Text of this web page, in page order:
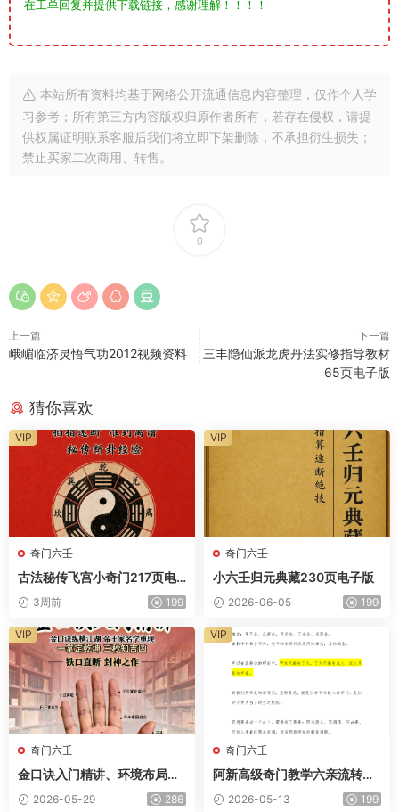
在工单回复并提供下载链接，感谢理解！！！！
本站所有资料均基于网络公开流通信息内容整理，仅作个人学
习参考；所有第三方内容版权归原作者所有，若存在侵权，请提
供权属证明联系客服后我们将立即下架删除，不承担衍生损失；
禁止买家二次商用、转售。
0
上一篇
峨嵋临济灵悟气功2012视频资料
下一篇
三丰隐仙派龙虎丹法实修指导教材
65页电子版
猜你喜欢
奇门六壬
古法秘传飞宫小奇门217页电
子版3周前 199
VIP
奇门六壬
小六壬归元典藏230页电子版
2026-06-05 199
VIP
奇门六壬
金口诀入门精讲、环境布局、
案例分类三册合集700多页电
2026-05-29 286
VIP
奇门六壬
阿新高级奇门教学六亲流转诀
绝密资料200页电子版
2026-05-13 199
VIP